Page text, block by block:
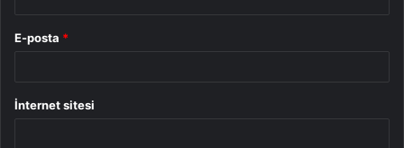
E-posta *
İnternet sitesi